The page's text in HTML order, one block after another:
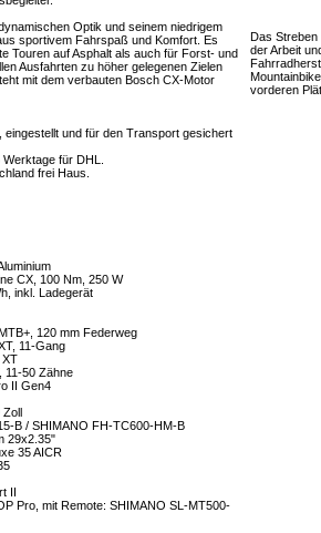
Optik und seinem niedrigem
sportivem Fahrspaß und Komfort. Es
Touren auf Asphalt als auch für Forst- und
Ausfahrten zu höher gelegenen Zielen
mit dem verbauten Bosch CX-Motor
und für den Transport gesichert
für DHL.
frei Haus.
CX, 100 Nm, 250 W
inkl. Ladegerät
120 mm Federweg
11-Gang
XT
11-50 Zähne
II Gen4
Zoll
B / SHIMANO FH-TC600-HM-B
29x2.35"
35 AICR
II
Pro, mit Remote: SHIMANO SL-MT500-
Das Streben
der Arbeit
vorderen